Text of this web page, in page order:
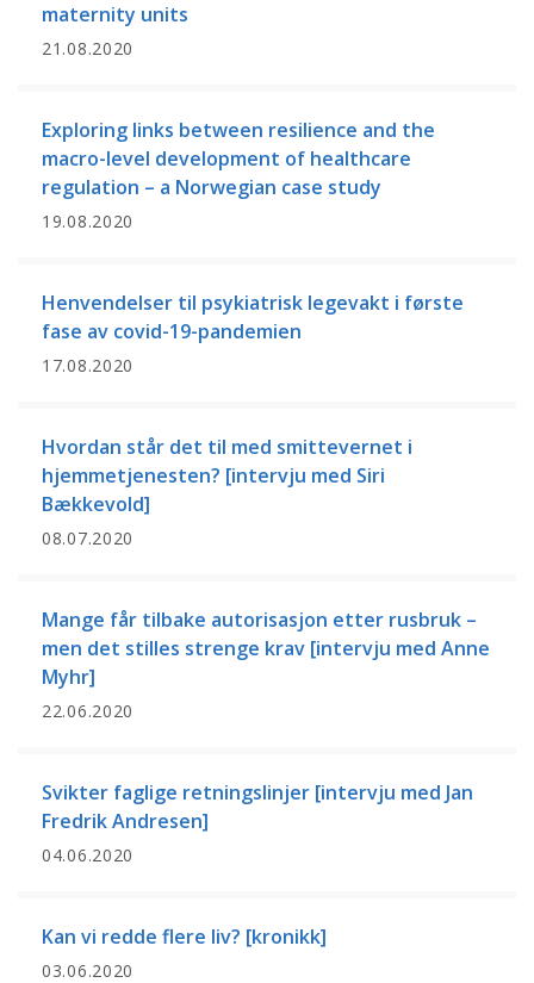
maternity units
21.08.2020
Exploring links between resilience and the
macro-level development of healthcare
regulation – a Norwegian case study
19.08.2020
Henvendelser til psykiatrisk legevakt i første
fase av covid-19-pandemien
17.08.2020
Hvordan står det til med smittevernet i
hjemmetjenesten? [intervju med Siri
Bækkevold]
08.07.2020
Mange får tilbake autorisasjon etter rusbruk –
men det stilles strenge krav [intervju med Anne
Myhr]
22.06.2020
Svikter faglige retningslinjer [intervju med Jan
Fredrik Andresen]
04.06.2020
Kan vi redde flere liv? [kronikk]
03.06.2020